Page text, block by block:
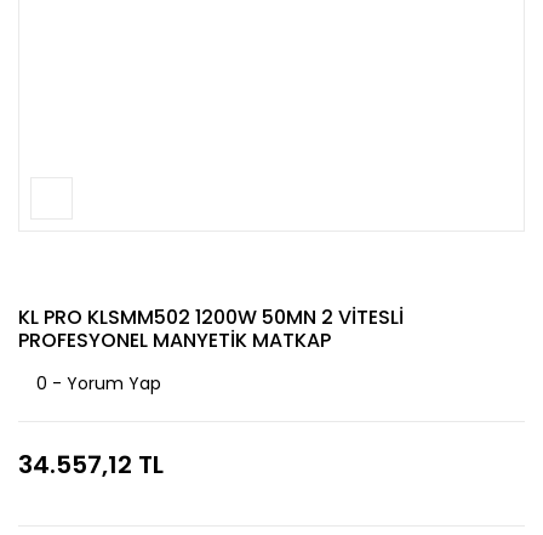
KL PRO KLSMM502 1200W 50MN 2 VİTESLİ
PROFESYONEL MANYETİK MATKAP
0 - Yorum Yap
34.557,12 TL